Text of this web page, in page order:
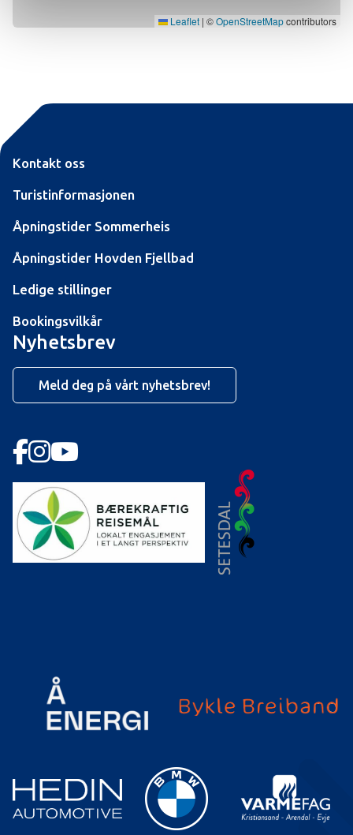
Leaflet | ©OpenStreetMapcontributors
Kontakt oss
Turistinformasjonen
Åpningstider Sommerheis
Åpningstider Hovden Fjellbad
Ledige stillinger
Bookingsvilkår
Nyhetsbrev
Meld deg på vårt nyhetsbrev!